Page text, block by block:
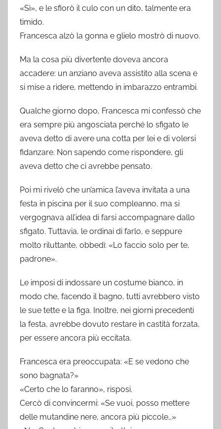
«Sì», e le sfiorò il culo con un dito, talmente era
timido.
Francesca alzò la gonna e glielo mostrò di nuovo.
Ma la cosa più divertente doveva ancora
accadere: un anziano aveva assistito alla scena e
si mise a ridere, mettendo in imbarazzo entrambi.
Qualche giorno dopo, Francesca mi confessò che
era sempre più angosciata perché lo sfigato le
aveva detto di avere una cotta per lei e di volersi
fidanzare. Non sapendo come rispondere, gli
aveva detto che ci avrebbe pensato.
Poi mi rivelò che un’amica l’aveva invitata a una
festa in piscina per il suo compleanno, ma si
vergognava all’idea di farsi accompagnare dallo
sfigato. Tuttavia, le ordinai di farlo, e seppure
molto riluttante, obbedì: «Lo faccio solo per te,
padrone».
Le imposi di indossare un costume bianco, in
modo che, facendo il bagno, tutti avrebbero visto
le sue tette e la figa. Inoltre, nei giorni precedenti
la festa, avrebbe dovuto restare in castità forzata,
per essere ancora più eccitata.
Francesca era preoccupata: «E se vedono che
sono bagnata?»
«Certo che lo faranno», risposi.
Cercò di convincermi: «Se vuoi, posso mettere
delle mutandine nere, ancora più piccole…»